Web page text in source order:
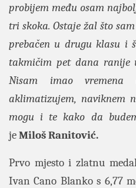
probijem među osam
tri skoka. Ostaje žal što
prebačen u drugu klasu i
takmičim pet dana ranije
Nisam imao vremena
aklimatizujem, naviknem
mogu i te kako da
jeMiloš Ranitović.
Prvo mjesto i zlatnu
Ivan Cano Blanko s 6,77